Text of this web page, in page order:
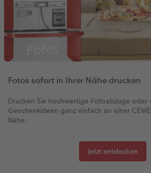
Fotos sofort in Ihrer Nähe drucken
Drucken Sie hochwertige Fotoabzüge oder
Geschenkideen ganz einfach an einer
Nähe.
Jetzt entdecken